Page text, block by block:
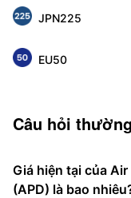
JPN225
EU50
Câu hỏi
Giá hiện tại của
(APD) là bao